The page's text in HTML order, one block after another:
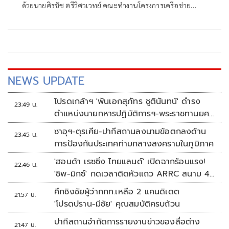
ด้วยนายศิรชัช ตรีวิศวเวทย์ คณะทำงานโครงการเครือข่าย
NEWS UPDATE
23:49 น.
โปรดเกล้าฯ 'พันเอกสุภัทร ชูตินันทน์' ดำรง
ตำแหน่งนายทหารปฏิบัติการฯ-พระราชทานยศ
'พลตรี'
23:45 น.
ซาอุฯ-ตุรเคีย-ปากีสถานลงนามข้อตกลงด้าน
การป้องกันประเทศท่ามกลางสงครามในภูมิภาค
22:46 น.
'ฮอนด้า เรซซิ่ง ไทยแลนด์' เปิดฉากร้อนแรง!
'ชิพ-มิกซ์' กดเวลาติดหัวแถว ARRC สนาม 4
ที่มัลดาลิกา
21:57 น.
ศึกชิงชัยผู้ว่ากกท.เหลือ 2 แคนดิเดต
'โปรดปราน-มีชัย' คุณสมบัติครบถ้วน
21:47 น.
ปากีสถานจำกัดการรายงานข่าวของสื่อต่าง